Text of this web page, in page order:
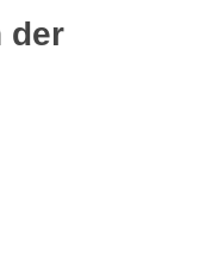
der